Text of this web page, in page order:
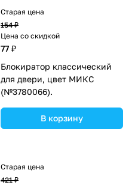
Старая цена
154 ₽
Цена со скидкой
77 ₽
Блокиратор классический
для двери, цвет МИКС
(№3780066).
В корзину
Старая цена
421 ₽